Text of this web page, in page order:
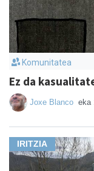
Komunitatea
Ez da
Joxe Blanco eka
IRITZIA